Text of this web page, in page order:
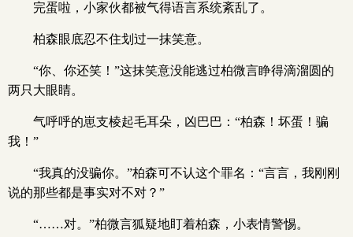
完蛋啦，小家伙都被气得语言系统紊乱了。
柏森眼底忍不住划过一抹笑意。
“你、你还笑！”这抹笑意没能逃过柏微言睁得滴溜圆的
两只大眼睛。
气呼呼的崽支棱起毛耳朵，凶巴巴：“柏森！坏蛋！骗
我！”
“我真的没骗你。”柏森可不认这个罪名：“言言，我刚刚
说的那些都是事实对不对？”
“……对。”柏微言狐疑地盯着柏森，小表情警惕。